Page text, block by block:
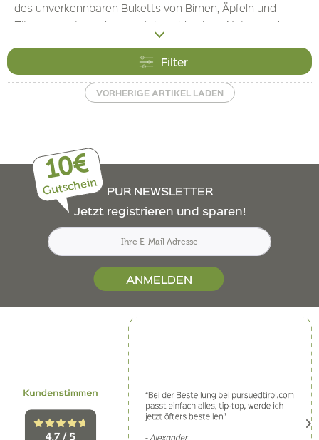
des unverkennbaren Buketts von Birnen, Äpfeln und
Zitronen, untermalen von feinen blumigen Noten und
Mandeltönen, gepaart mit einer vorzüglich eingebunden
Säure, ist der Weißburgunder ein Wein, der vortrefflich zu
leichten Gerichten, zu Fisch, aber auch zu Knödeln
serviert werden kann. Nur ein geringer Anteil des Weines
Filter
VORHERIGE ARTIKEL LADEN
10€
Gutschein
PUR NEWSLETTER
Jetzt registrieren und sparen!
ANMELDEN